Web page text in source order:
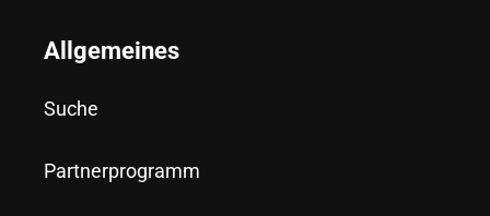
Allgemeines
Suche
Partnerprogramm